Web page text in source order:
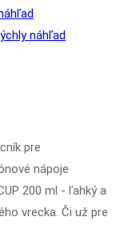
náhľad
pre
nápoje
200 ml - ľahký a
vrecka. Či už pre